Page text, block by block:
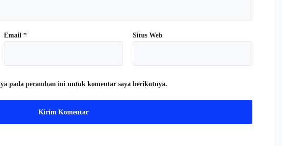
Email * Situs Web
pada peramban ini untuk komentar saya berikutnya.